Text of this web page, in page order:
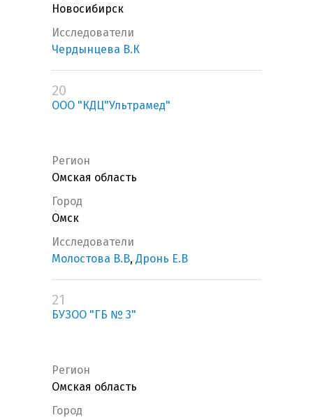
Новосибирск
Исследователи
Чердынцева В.К
20
ООО "КДЦ"Ультрамед"
Регион
Омская область
Город
Омск
Исследователи
Молостова В.В, Дронь Е.В
21
БУЗОО "ГБ № 3"
Регион
Омская область
Город